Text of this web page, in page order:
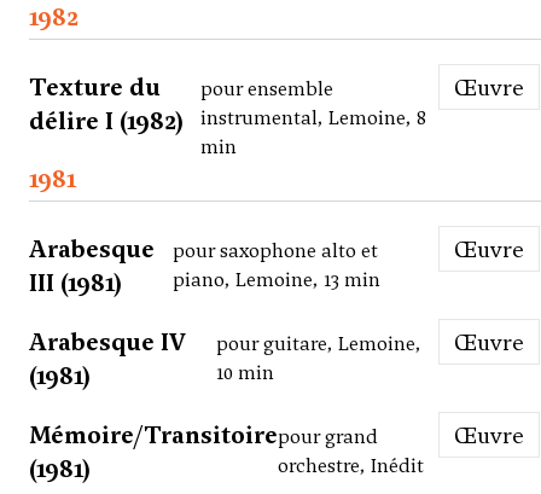
1982
Texture du
délire I (1982)
pour ensemble
instrumental, Lemoine, 8
min
Œuvre
1981
Arabesque
III (1981)
pour saxophone alto et
piano, Lemoine, 13 min
Œuvre
Arabesque IV
(1981)
pour guitare, Lemoine,
10 min
Œuvre
Mémoire/Transitoire
(1981)
pour grand
orchestre, Inédit
Œuvre